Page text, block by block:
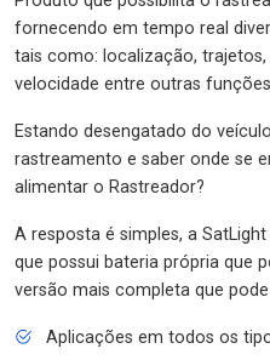
fornecendo em tempo real
tais como: localização,
velocidade entre outras
Estando desengatado do
rastreamento e saber onde se
alimentar o Rastreador?
A resposta é simples, a
que possui bateria própria que
versão mais completa que
Aplicações em todos os